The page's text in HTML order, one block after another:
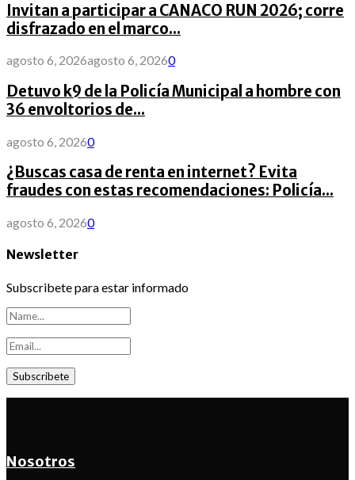
Invitan a participar a CANACO RUN 2026; corre
disfrazado en el marco...
agosto 6, 2026agosto 6, 20260
Detuvo k9 de la Policía Municipal a hombre con
36 envoltorios de...
agosto 6, 20260
¿Buscas casa de renta en internet? Evita
fraudes con estas recomendaciones: Policía...
agosto 6, 20260
Newsletter
Subscribete para estar informado
Nosotros